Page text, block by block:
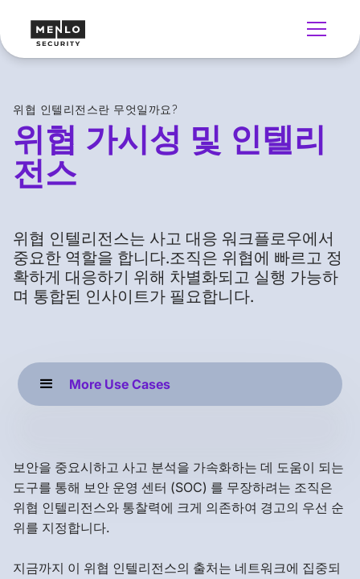
위협 인텔리전스란 무엇일까요?
위협 가시성 및 인텔리
전스
위협 인텔리전스는 사고 대응 워크플로우에서
중요한 역할을 합니다.조직은 위협에 빠르고 정
확하게 대응하기 위해 차별화되고 실행 가능하
며 통합된 인사이트가 필요합니다.
More Use Cases
보안을 중요시하고 사고 분석을 가속화하는 데 도움이 되는
도구를 통해 보안 운영 센터 (SOC) 를 무장하려는 조직은
위협 인텔리전스와 통찰력에 크게 의존하여 경고의 우선 순
위를 지정합니다.
지금까지 이 위협 인텔리전스의 출처는 네트워크에 집중되